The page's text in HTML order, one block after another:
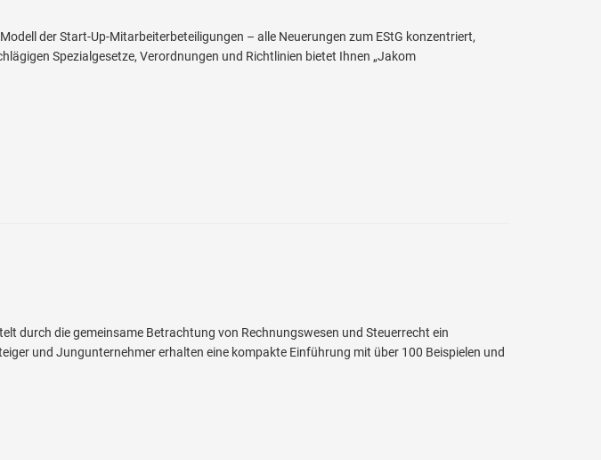
der Start-Up-Mitarbeiterbeteiligungen – alle Neuerungen zum EStG konzentriert,
Spezialgesetze, Verordnungen und Richtlinien bietet Ihnen „Jakom
durch die gemeinsame Betrachtung von Rechnungswesen und Steuerrecht ein
und Jungunternehmer erhalten eine kompakte Einführung mit über 100 Beispielen und